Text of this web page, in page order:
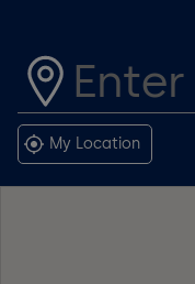
My Location